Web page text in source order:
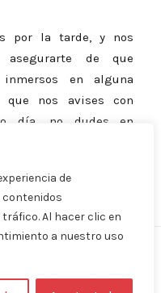
de
contenidos
Al hacer clic en
a nuestro uso
por la tarde, y nos
asegurarte de que
en alguna
que nos avises con
día, no dudes en
adaptarnos a ti.